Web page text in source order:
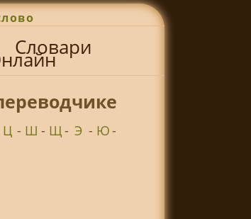
Словари
Ц - Ш - Щ- Э - Ю-